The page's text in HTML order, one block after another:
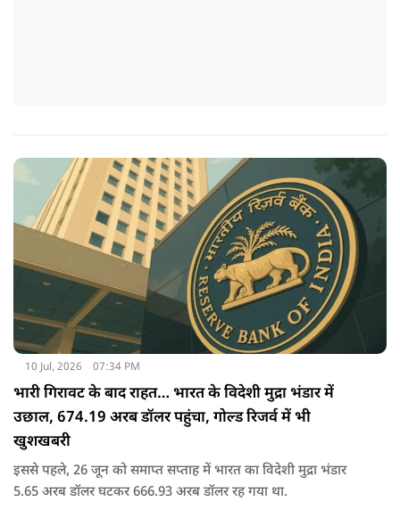
10 Jul, 2026 07:34 PM
भारी गिरावट के बाद राहत… भारत के विदेशी मुद्रा भंडार में
उछाल, 674.19 अरब डॉलर पहुंचा, गोल्ड रिजर्व में भी
खुशखबरी
इससे पहले, 26 जून को समाप्त सप्ताह में भारत का विदेशी मुद्रा भंडार
5.65 अरब डॉलर घटकर 666.93 अरब डॉलर रह गया था.